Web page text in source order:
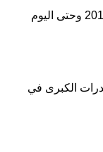
الكبرى في